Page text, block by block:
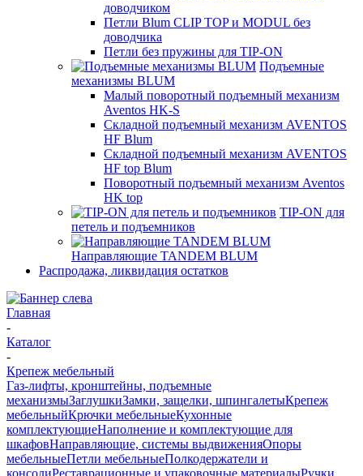
доводчиком
Петли Blum CLIP TOP и MODUL без
доводчика
Петли без пружины для TIP-ON
Подъемные
механизмы BLUM
Малый поворотный подъемный механизм
Aventos HK-S
Складной подъемный механизм AVENTOS
HF Blum
Складной подъемный механизм AVENTOS
HF top Blum
Поворотный подъемный механизм Aventos
HK top
TIP-ON для
петель и подъемников
Направляющие TANDEM BLUM
Распродажа, ликвидация остатков
Главная
-
Каталог
-
Крепеж мебельный
Газ-лифты, кронштейны, подъемные
механизмыЗаглушкиЗамки, защелки, шпингалетыКрепеж
мебельныйКрючки мебельныеКухонные
комплектующиеНаполнение и комплектующие для
шкафовНаправляющие, системы выдвиженияОпоры
мебельныеПетли мебельныеПолкодержатели и
консолиРеставрационные и упаковочные материалыРучки